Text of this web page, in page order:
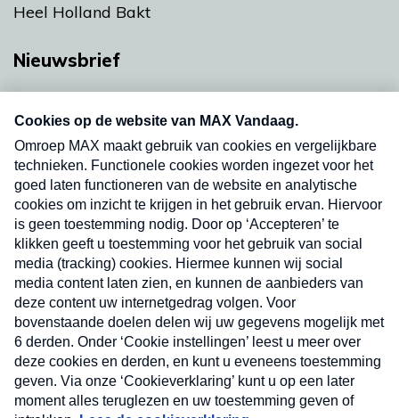
Heel Holland Bakt
Nieuwsbrief
nieuwsbrief. Elke vrijdag- en dinsdagochtend in
uw mailbox.
Verzend
Nieuwsbrief
Neem hier een gratis abonnement op onze